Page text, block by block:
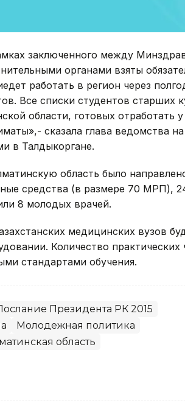
заключенного между
органами взяты
работать в регион через
Все списки студентов старших
области, готовых отработать у
сказала глава ведомства
в Талдыкоргане.
область было
средства (в размере 70 МРП),
8 молодых врачей.
медицинских вузов
Количество практических
стандартами обучения.
Президента РК 2015
Молодежная политика
область